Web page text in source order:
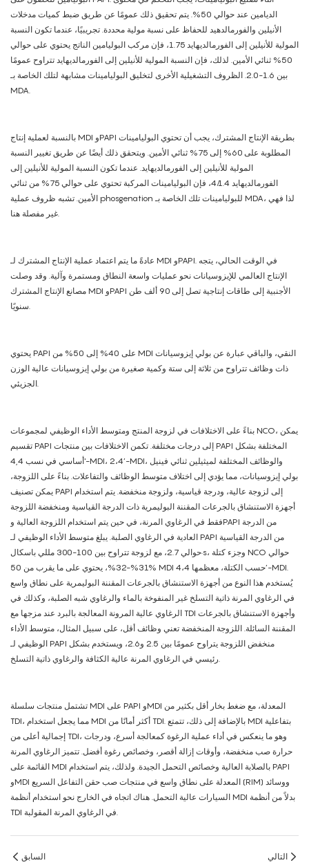
الديامين عند حوالي 50%. يتم تحقيق ذلك عمومًا عن طريق ضبط كميات مدخلات
الأنيلين والفورمالدهيد للحفاظ على نسبة مولية محددة. تجريبيًا، عندما تكون النسبة
المولية للأنيلين إلى الفورمالديهايد 1.75، فإن مركب البوليامين الناتج يحتوي على حوالي
50% ثنائي الأمين. لذلك، فإن النسبة المولية للأنيلين إلى الفورمالديهايد تتراوح عمومًا
بين 1.6-2.0. الظروف التشغيلية الأخرى لتخليق البوليامينات مشابهة لتلك الخاصة بـ
MDA.
بالنسبة لعملية إنتاج MDI وPAPI بطريقة الإنتاج المشترك، يجب أن تحتوي البوليامينات
المطلوبة على 60% إلى 75% ثنائي الأمين. ويتحقق ذلك أيضًا عن طريق تغيير النسبة
المولية للأنيلين إلى الفورمالديهايد. عندما تكون النسبة المولية للأنيلين إلى
الفورمالديهايد 4/1.4، فإن البوليامينات المركبة تحتوي على حوالي 75% من ثنائي
الأمين. تشبه ظروف عملية phosgenation للبوليامينات تلك الخاصة بـ MDA، لذا فهي
غير مفصلة هنا.
عادةً ما يتم اعتماد عملية الإنتاج المشترك لـ MDI وPAPI. في الوقت الحالي، يتجه
الإنتاج العالمي للإيزوسيانات نحو عمليات واسعة النطاق ومستمرة وآلية. وقد وصلت
مصانع الإنتاج المشترك MDI وPAPI الأجنبية إلى طاقات إنتاجية تصل إلى 90 ألف طن
سنويًا.
يحتوي PAPI على 40% إلى 50% من MDI النقي، والباقي عبارة عن بولي إيزوسيانات
ذات وظائف تتراوح من ثلاثة إلى ستة وكمية صغيرة من بولي إيزوسيانات عالية الوزن
الجزيئي.
بناءً على الاختلافات في لزوجة المنتج ومتوسط ​​الأداء الوظيفي لمجموعات NCO، يمكن
تقسيم PAPI إلى درجات مختلفة. تكمن الاختلافات بين منتجات PAPI المختلفة بشكل
أساسي في نسب 4,4'-MDI، 2،4’-MDI، والوظائف المختلفة لميثيلين ثنائي فينيل
بولي إيزوسيانات، مما يؤدي إلى اختلاف متوسط ​​الوظائف والتفاعلات. بناءً على اللزوجة،
يمكن تصنيف PAPI إلى لزوجة عالية، ودرجة قياسية، ولزوجة منخفضة. يتم استخدام
أجهزة الاستنشاق بالجرعات المقننة البوليمرية ذات الدرجة القياسية ومنخفضة اللزوجة
فقط في الرغاوي المرنة، في حين يتم استخدام اللزوجة العالية وPAPI من الدرجة
العادية في الرغاوي الصلبة. يبلغ متوسط ​​الأداء الوظيفي لـ PAPI من الدرجة القياسية
حوالي 2.7، مع لزوجة تتراوح بين 100-300 مللي باسكال·s، وجزء كتلة NCO حوالي
31%-32%، يحتوي على ما يقرب من 50% MDI حسب الكتلة، معظمها 4،4’-MDI.
يُستخدم هذا النوع من أجهزة الاستنشاق بالجرعات المقننة البوليمرية على نطاق واسع
في الرغاوي المرنة ذاتية التسلخ غير المنفوخة بالماء والرغاوي شبه الصلبة، وكذلك في
الرغاوي عالية المرونة المعالجة بالبرد عند مزجها مع TDI وأجهزة الاستنشاق بالجرعات
المقننة السائلة. اللزوجة المنخفضة تعني وظائف أقل، على سبيل المثال، متوسط ​​الأداء
الوظيفي لـ PAPI منخفض اللزوجة يتراوح عمومًا بين 2.5 و2.6، ويستخدم بشكل
رئيسي في الرغاوي المرنة عالية الكثافة والرغاوي ذاتية التسلخ.
تشتمل منتجات سلسلة MDI على PAPI وMDI المعدلة، مع ضغط بخار أقل بكثير من
TDI، مما يجعل استخدام MDI أكثر أمانًا من TDI. بالإضافة إلى ذلك، تتمتع MDI بتفاعلية
إجمالية أعلى من TDI، وهو ما ينعكس في أداء عملية الرغوة كمعالجة أسرع، ودرجات
حرارة صب منخفضة، وأوقات إزالة أقصر، وخصائص رغوة أفضل. تتميز الرغاوي المرنة
القائمة على MDI بالصلابة العالية وخصائص التحمل الجيدة. ولذلك، يتم استخدام PAPI
وMDI المعدلة على نطاق واسع في منتجات صب حقن التفاعل السريع (RIM) ووسائد
السيارات عالية التحمل. هناك اتجاه في الخارج نحو استخدام أنظمة MDI بدلاً من أنظمة
TDI في الرغاوي المرنة المقولبة.
السابق التالي